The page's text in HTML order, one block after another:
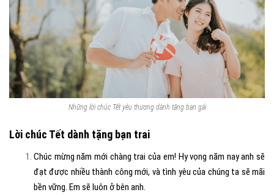
Những lời chúc Tết yêu thương dành tặng bạn gái
Lời chúc Tết dành tặng bạn trai
Chúc mừng năm mới chàng trai của em! Hy vọng năm nay anh sẽ
đạt được nhiều thành công mới, và tình yêu của chúng ta sẽ mãi
bền vững. Em sẽ luôn ở bên anh.